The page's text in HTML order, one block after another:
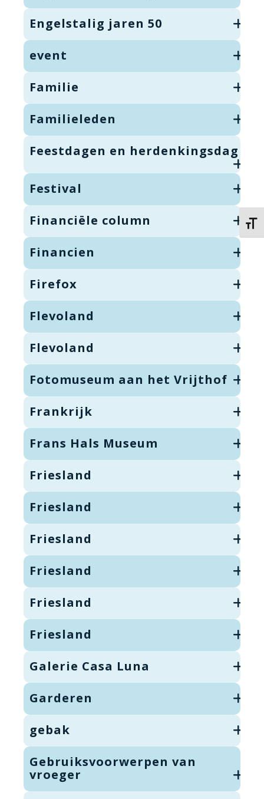
Engelstalig jaren 50
event
Familie
Familieleden
Feestdagen en herdenkingsdag
Festival
Financiële column
Financien
Firefox
Flevoland
Flevoland
Fotomuseum aan het Vrijthof
Frankrijk
Frans Hals Museum
Friesland
Friesland
Friesland
Friesland
Friesland
Friesland
Galerie Casa Luna
Garderen
gebak
Gebruiksvoorwerpen van
vroeger